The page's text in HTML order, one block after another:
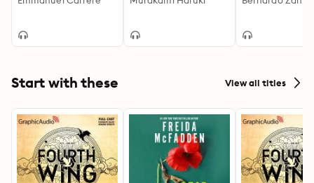
Start with these View all titles